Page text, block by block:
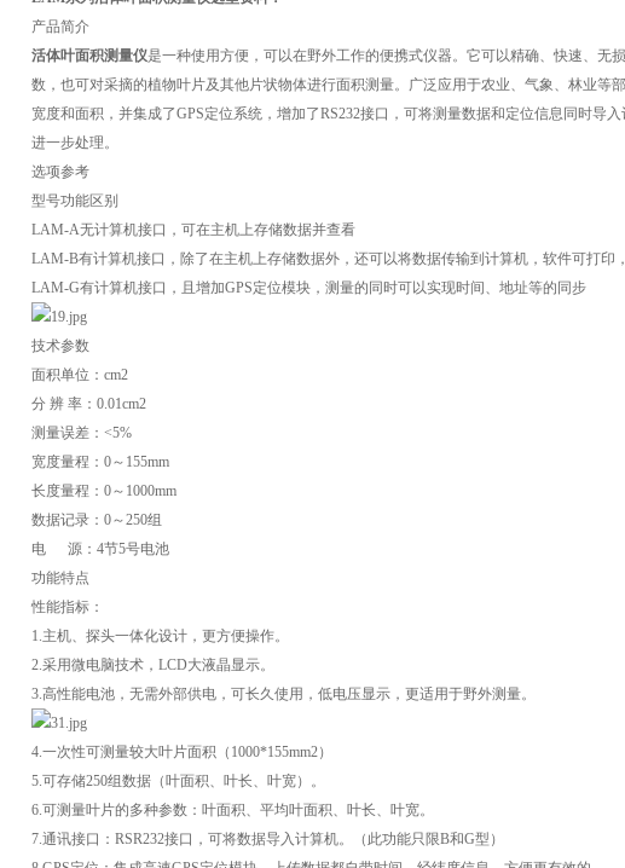
产品简介
活体叶面积测量仪是一种使用方便，可以在野外工作的便携式仪器。它可以精确、快速、无
数，也可对采摘的植物叶片及其他片状物体进行面积测量。广泛应用于农业、气象、林业等
宽度和面积，并集成了GPS定位系统，增加了RS232接口，可将测量数据和定位信息同时导
进一步处理。
选项参考
型号功能区别
LAM-A无计算机接口，可在主机上存储数据并查看
LAM-B有计算机接口，除了在主机上存储数据外，还可以将数据传输到计算机，软件可打印
LAM-G有计算机接口，且增加GPS定位模块，测量的同时可以实现时间、地址等的同步
技术参数
面积单位：cm2
分 辨 率：0.01cm2
测量误差：<5%
宽度量程：0～155mm
长度量程：0～1000mm
数据记录：0～250组
电 源：4节5号电池
功能特点
性能指标：
1.主机、探头一体化设计，更方便操作。
2.采用微电脑技术，LCD大液晶显示。
3.高性能电池，无需外部供电，可长久使用，低电压显示，更适用于野外测量。
4.一次性可测量较大叶片面积（1000*155mm2）
5.可存储250组数据（叶面积、叶长、叶宽）。
6.可测量叶片的多种参数：叶面积、平均叶面积、叶长、叶宽。
7.通讯接口：RSR232接口，可将数据导入计算机。（此功能只限B和G型）